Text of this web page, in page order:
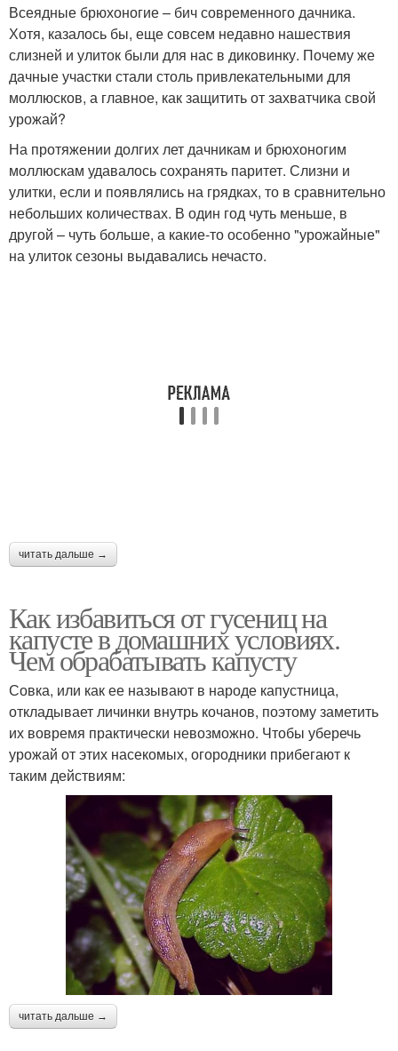
Всеядные брюхоногие – бич современного дачника.
Хотя, казалось бы, еще совсем недавно нашествия
слизней и улиток были для нас в диковинку. Почему же
дачные участки стали столь привлекательными для
моллюсков, а главное, как защитить от захватчика свой
урожай?
На протяжении долгих лет дачникам и брюхоногим
моллюскам удавалось сохранять паритет. Слизни и
улитки, если и появлялись на грядках, то в сравнительно
небольших количествах. В один год чуть меньше, в
другой – чуть больше, а какие-то особенно "урожайные"
на улиток сезоны выдавались нечасто.
читать дальше →
Как избавиться от гусениц на
капусте в домашних условиях.
Чем обрабатывать капусту
Совка, или как ее называют в народе капустница,
откладывает личинки внутрь кочанов, поэтому заметить
их вовремя практически невозможно. Чтобы уберечь
урожай от этих насекомых, огородники прибегают к
таким действиям:
читать дальше →